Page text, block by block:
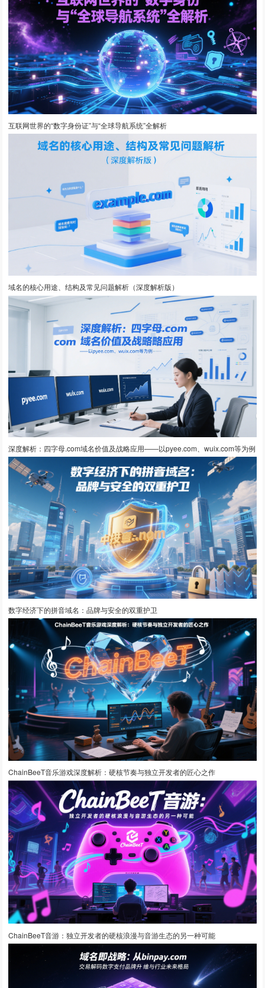
互联网世界的“数字身份证”与“全球导航系统”全解析
域名的核心用途、结构及常见问题解析（深度解析版）
深度解析：四字母.com域名价值及战略应用——以pyee.com、wuix.com等为例
数字经济下的拼音域名：品牌与安全的双重护卫
ChainBeeT音乐游戏深度解析：硬核节奏与独立开发者的匠心之作
ChainBeeT音游：独立开发者的硬核浪漫与音游生态的另一种可能